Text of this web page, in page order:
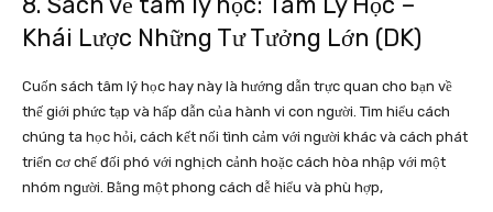
Khái Lược Những Tư Tưởng Lớn (DK)
Cuốn sách tâm lý học hay này là hướng dẫn trực quan cho bạn về
thế giới phức tạp và hấp dẫn của hành vi con người. Tìm hiểu cách
chúng ta học hỏi, cách kết nối tình cảm với người khác và cách phát
triển cơ chế đối phó với nghịch cảnh hoặc cách hòa nhập với một
nhóm người. Bằng một phong cách dễ hiểu và phù hợp,